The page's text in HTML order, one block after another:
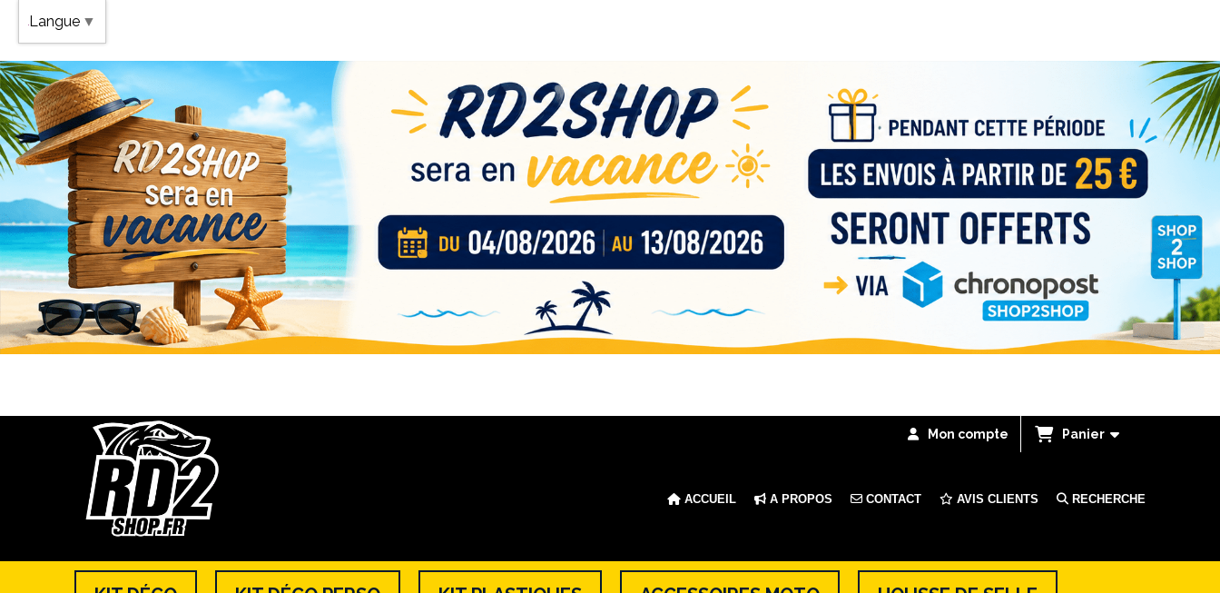
Bandeau
Vacances
Mon compte Panier
ACCUEIL A PROPOS CONTACT AVIS CLIENTS RECHERCHE
Langue ▼